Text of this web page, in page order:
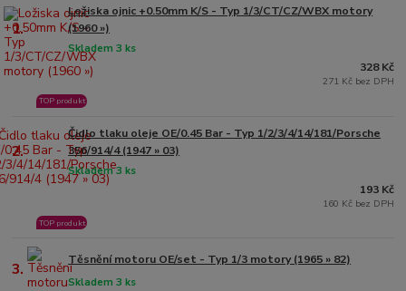
1.
Ložiska ojnic +0.50mm K/S - Typ 1/3/CT/CZ/WBX motory
(1960 »)
Skladem 3 ks
TOP produkt
328 Kč
271 Kč bez DPH
2.
Čidlo tlaku oleje OE/0.45 Bar - Typ 1/2/3/4/14/181/Porsche
356/914/4 (1947 » 03)
Skladem 3 ks
TOP produkt
193 Kč
160 Kč bez DPH
3. Těsnění motoru OE/set - Typ 1/3 motory (1965 » 82)
Skladem 3 ks